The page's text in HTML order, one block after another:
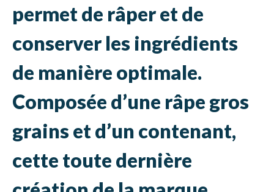
permet de râper et de
conserver les ingrédients
de manière optimale.
Composée d’une râpe gros
grains et d’un contenant,
cette toute dernière